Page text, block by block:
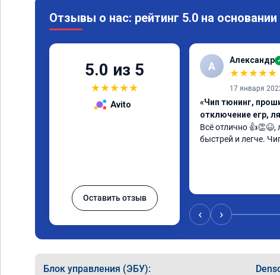
Отзывы о нас: рейтинг 5.0 на
5.0 из 5
★★★★★
Avito
Оставить отзыв
А Александр
★★★★★
17 января
«Чип тюнинг,
отключение егр,
Всё отлично
быстрей и легче.
‹ ›
Блок управления (ЭБУ):